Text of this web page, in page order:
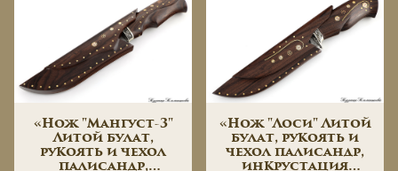
«Нож "Мангуст-3"
Литой булат,
рукоять и чехол
палисандр,
«Нож "Лоси" Литой
булат, рукоять и
чехол палисандр,
инкрустация